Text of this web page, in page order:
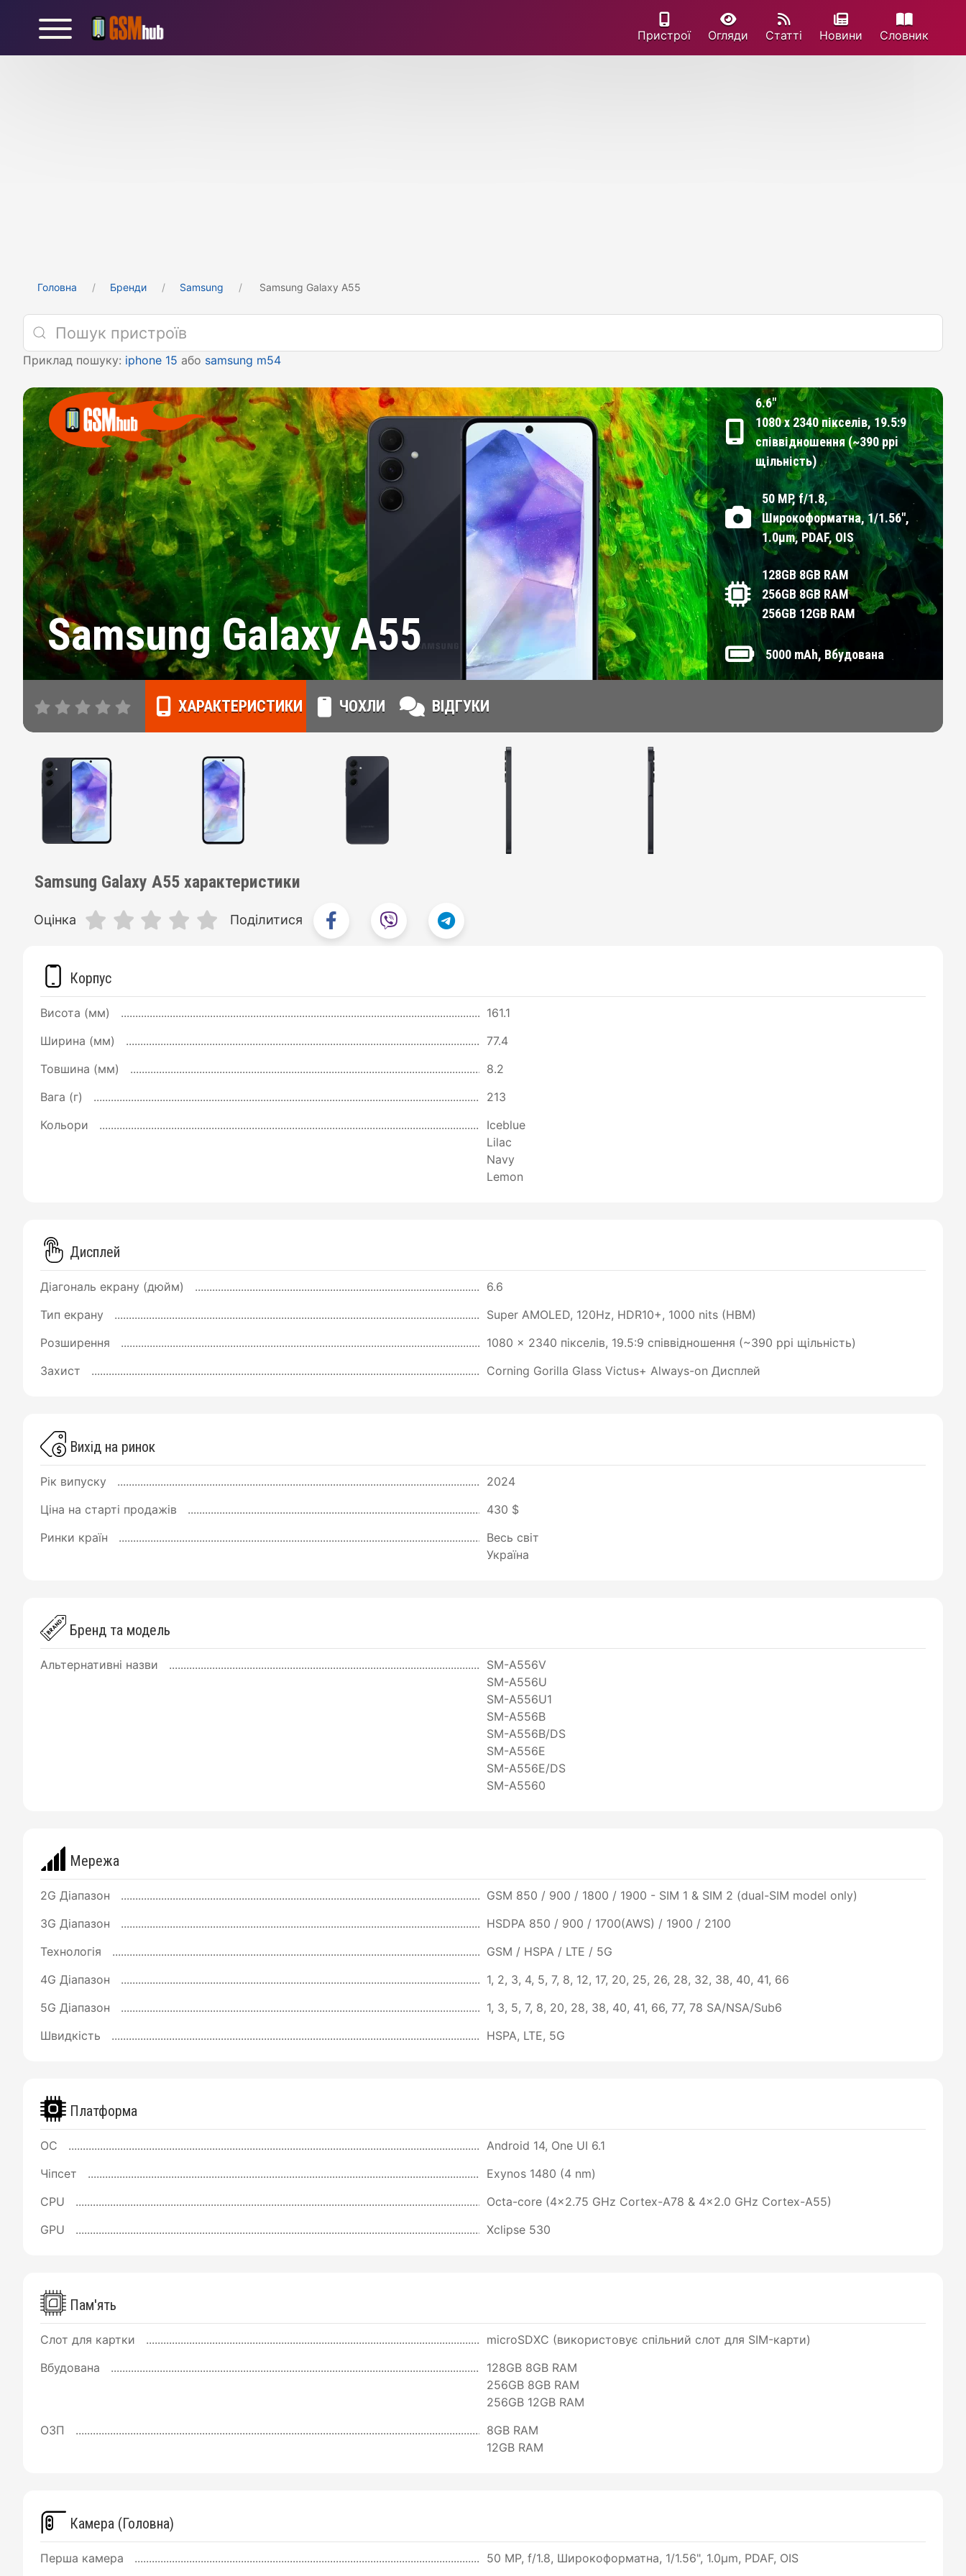
Пристрої Огляди Статті Новини Cловник
Головна Бренди Samsung Samsung Galaxy A55
Приклад пошуку: iphone 15 або samsung m54
Samsung Galaxy A55
ХАРАКТЕРИСТИКИ ЧОХЛИ ВІДГУКИ
6.6"
1080 x 2340 пікселів, 19.5:9
співвідношення (~390 ppi
щільність)
50 MP, f/1.8,
Широкоформатна, 1/1.56",
1.0µm, PDAF, OIS
128GB 8GB RAM
256GB 8GB RAM
256GB 12GB RAM
5000 mAh, Вбудована
Samsung Galaxy A55 характеристики
Оцінка Поділитися
Корпус
Висота (мм)
161.1
Ширина (мм)
77.4
Товшина (мм)
8.2
Вага (г)
213
Кольори
Iceblue
Lilac
Navy
Lemon
Дисплей
Діагональ екрану (дюйм)
6.6
Тип екрану
Super AMOLED, 120Hz, HDR10+, 1000 nits (HBM)
Розширення
1080 x 2340 пікселів, 19.5:9 співвідношення (~390 ppi щільність)
Захист
Corning Gorilla Glass Victus+ Always-on Дисплей
Вихід на ринок
Рік випуску
2024
Ціна на старті продажів
430 $
Ринки країн
Весь світ
Україна
Бренд та модель
Альтернативні назви
SM-A556V
SM-A556U
SM-A556U1
SM-A556B
SM-A556B/DS
SM-A556E
SM-A556E/DS
SM-A5560
Мережа
2G Діапазон
GSM 850 / 900 / 1800 / 1900 - SIM 1 & SIM 2 (dual-SIM model only)
3G Діапазон
HSDPA 850 / 900 / 1700(AWS) / 1900 / 2100
Технологія
GSM / HSPA / LTE / 5G
4G Діапазон
1, 2, 3, 4, 5, 7, 8, 12, 17, 20, 25, 26, 28, 32, 38, 40, 41, 66
5G Діапазон
1, 3, 5, 7, 8, 20, 28, 38, 40, 41, 66, 77, 78 SA/NSA/Sub6
Швидкість
HSPA, LTE, 5G
Платформа
ОС
Android 14, One UI 6.1
Чіпсет
Exynos 1480 (4 nm)
CPU
Octa-core (4x2.75 GHz Cortex-A78 & 4x2.0 GHz Cortex-A55)
GPU
Xclipse 530
Пам'ять
Слот для картки
microSDXC (використовує спільний слот для SIM-карти)
Вбудована
128GB 8GB RAM
256GB 8GB RAM
256GB 12GB RAM
ОЗП
8GB RAM
12GB RAM
Камера (Головна)
Перша камера 50 MP, f/1.8, Широкоформатна, 1/1.56", 1.0µm, PDAF, OIS